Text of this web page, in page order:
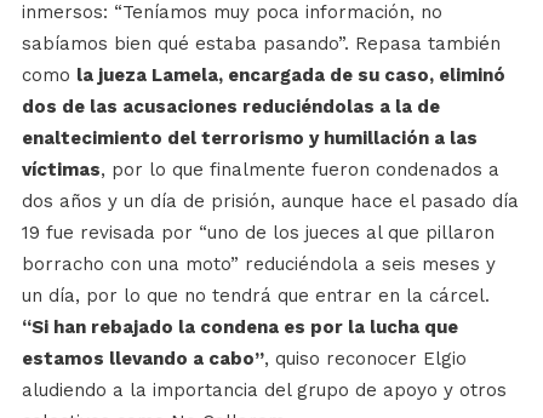
inmersos: “Teníamos muy poca información, no
sabíamos bien qué estaba pasando”. Repasa también
como la jueza Lamela, encargada de su caso, eliminó
dos de las acusaciones reduciéndolas a la de
enaltecimiento del terrorismo y humillación a las
víctimas, por lo que finalmente fueron condenados a
dos años y un día de prisión, aunque hace el pasado día
19 fue revisada por “uno de los jueces al que pillaron
borracho con una moto” reduciéndola a seis meses y
un día, por lo que no tendrá que entrar en la cárcel.
“Si han rebajado la condena es por la lucha que
estamos llevando a cabo”, quiso reconocer Elgio
aludiendo a la importancia del grupo de apoyo y otros